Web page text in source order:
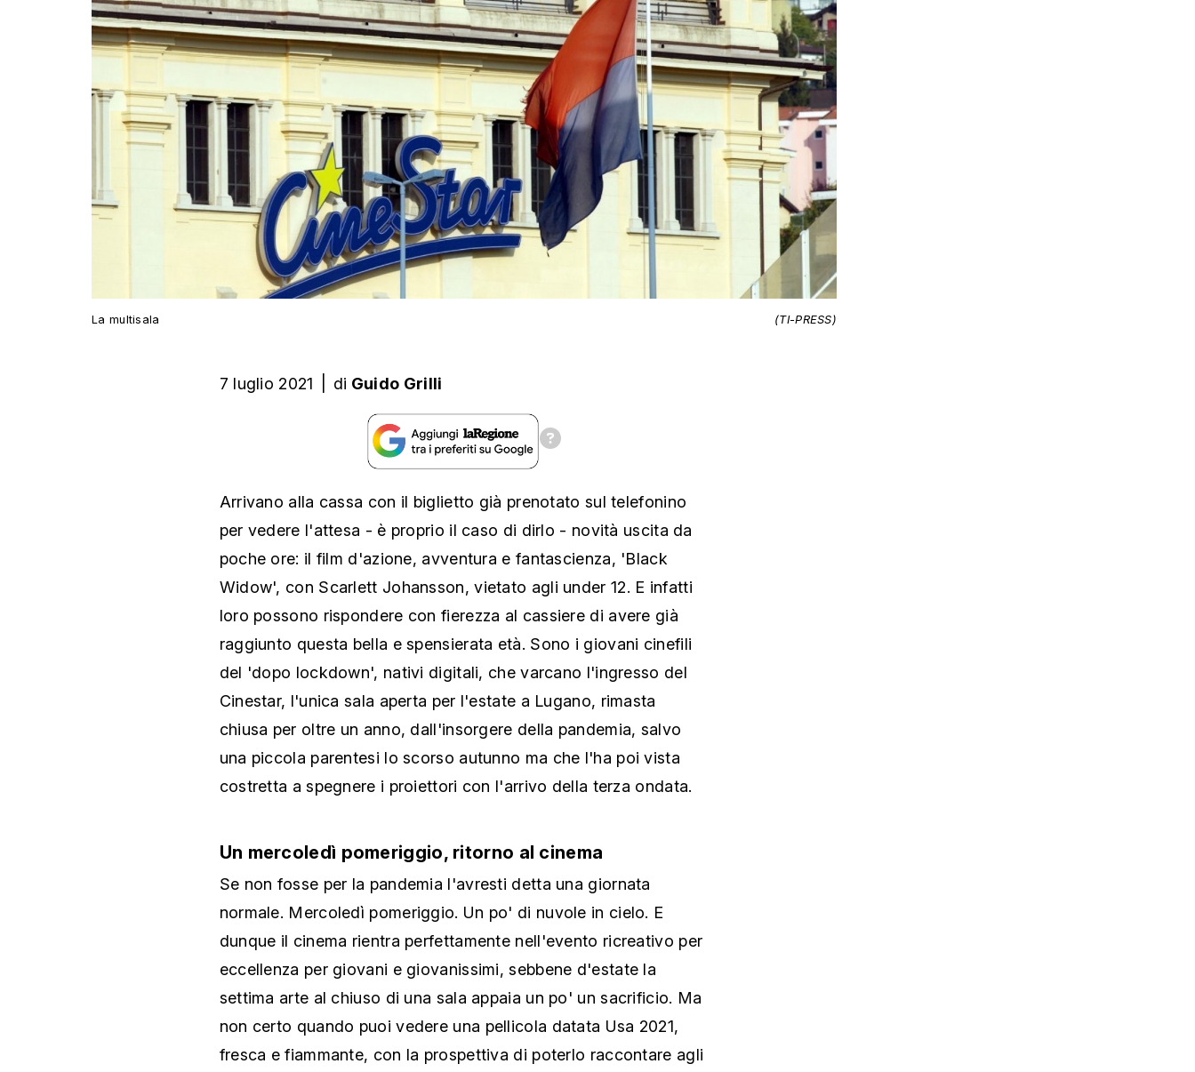
La multisala (TI-PRESS)
7 luglio 2021 di Guido Grilli
Arrivano alla cassa con il biglietto già prenotato sul telefonino
per vedere l'attesa - è proprio il caso di dirlo - novità uscita da
poche ore: il film d'azione, avventura e fantascienza, 'Black
Widow', con Scarlett Johansson, vietato agli under 12. E infatti
loro possono rispondere con fierezza al cassiere di avere già
raggiunto questa bella e spensierata età. Sono i giovani cinefili
del 'dopo lockdown', nativi digitali, che varcano l'ingresso del
Cinestar, l'unica sala aperta per l'estate a Lugano, rimasta
chiusa per oltre un anno, dall'insorgere della pandemia, salvo
una piccola parentesi lo scorso autunno ma che l'ha poi vista
costretta a spegnere i proiettori con l'arrivo della terza ondata.
Un mercoledì pomeriggio, ritorno al cinema
Se non fosse per la pandemia l'avresti detta una giornata
normale. Mercoledì pomeriggio. Un po' di nuvole in cielo. E
dunque il cinema rientra perfettamente nell'evento ricreativo per
eccellenza per giovani e giovanissimi, sebbene d'estate la
settima arte al chiuso di una sala appaia un po' un sacrificio. Ma
non certo quando puoi vedere una pellicola datata Usa 2021,
fresca e fiammante, con la prospettiva di poterlo raccontare agli